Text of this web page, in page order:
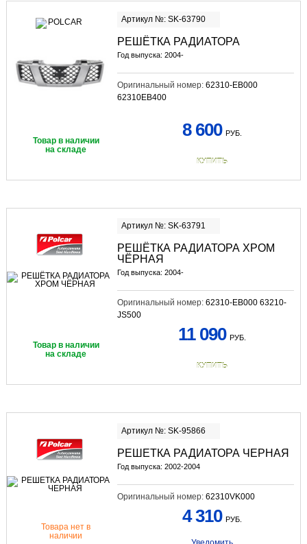
Артикул №: SK-63790
РЕШЁТКА РАДИАТОРА
Год выпуска: 2004-
Оригинальный номер: 62310-EB000
62310EB400
Товар в наличии
на складе
8 600 РУБ.
КУПИТЬ
Артикул №: SK-63791
РЕШЁТКА РАДИАТОРА ХРОМ
ЧЁРНАЯ
Год выпуска: 2004-
Оригинальный номер: 62310-EB000 63210-
JS500
Товар в наличии
на складе
11 090 РУБ.
КУПИТЬ
Артикул №: SK-95866
РЕШЕТКА РАДИАТОРА ЧЕРНАЯ
Год выпуска: 2002-2004
Оригинальный номер: 62310VK000
Товара нет в
наличии
4 310 РУБ.